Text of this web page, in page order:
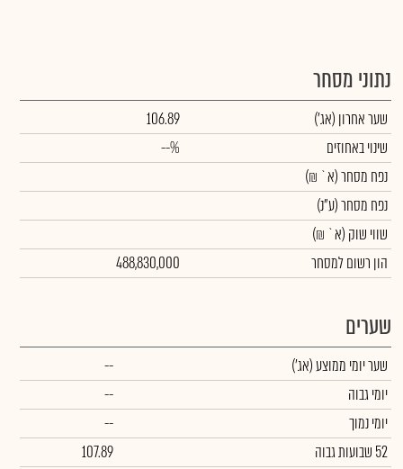
נתוני מסחר
שער אחרון (אג')
106.89
שינוי באחוזים
--%
נפח מסחר(א` ₪)
נפח מסחר(ע"נ)
שווי שוק (א` ₪)
הון רשום למסחר
488,830,000
שערים
שער יומי ממוצע(אג')
--
יומי גבוה
--
יומי נמוך
--
52 שבועות גבוה
107.89